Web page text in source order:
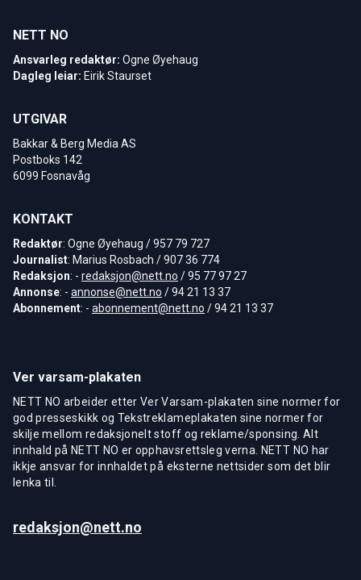
NETT NO
Ansvarleg redaktør: Ogne Øyehaug
Dagleg leiar: Eirik Staurset
UTGIVAR
Bakkar & Berg Media AS
Postboks 142
6099 Fosnavåg
KONTAKT
Redaktør: Ogne Øyehaug / 957 79 727
Journalist: Marius Rosbach / 907 36 774
Redaksjon: - redaksjon@nett.no / 95 77 97 27
Annonse: - annonse@nett.no / 94 21 13 37
Abonnement: - abonnement@nett.no / 94 21 13 37
Ver varsam-plakaten
NETT NO arbeider etter Ver Varsam-plakaten sine normer for
god presseskikk og Tekstreklameplakaten sine normer for
skilje mellom redaksjonelt stoff og reklame/sponsing. Alt
innhald på NETT NO er opphavsrettsleg verna. NETT NO har
ikkje ansvar for innhaldet på eksterne nettsider som det blir
lenka til.
redaksjon@nett.no